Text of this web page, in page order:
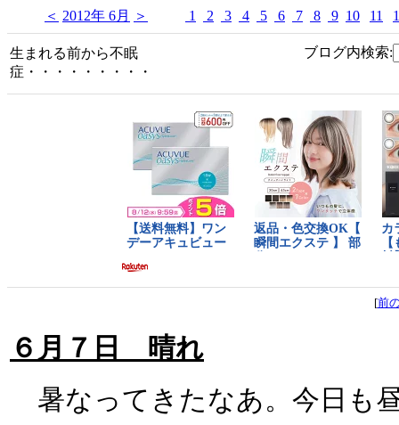
＜ 2012年 6月 ＞ 1 2 3 4 5 6 7 8 9 10 11
生まれる前から不眠
症・・・・・・・・・
ブログ内検索:
[前
６月７日 晴れ
暑なってきたなあ。今日も